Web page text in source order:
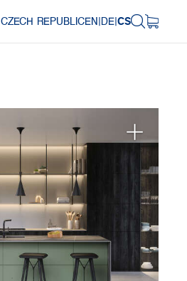
CZECH REPUBLICEN|DE|CS